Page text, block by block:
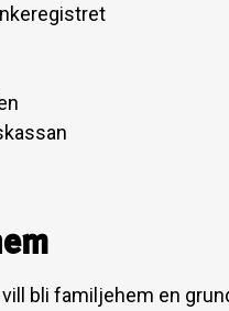
bli familjehem en